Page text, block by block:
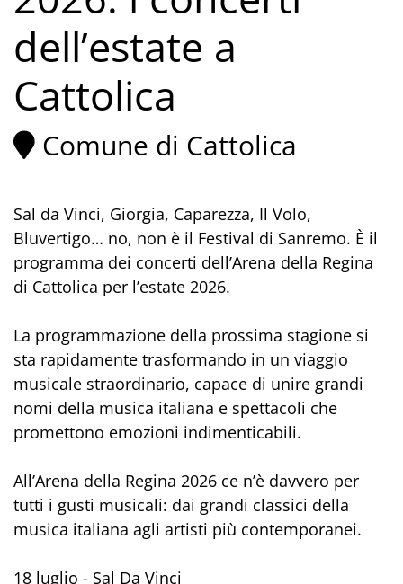
dell’estate a
Cattolica
Comune di Cattolica
Sal da Vinci, Giorgia, Caparezza, Il Volo,
Bluvertigo… no, non è il Festival di Sanremo. È il
programma dei concerti dell’Arena della Regina
di Cattolica per l’estate 2026.
La programmazione della prossima stagione si
sta rapidamente trasformando in un viaggio
musicale straordinario, capace di unire grandi
nomi della musica italiana e spettacoli che
promettono emozioni indimenticabili.
All’Arena della Regina 2026 ce n’è davvero per
tutti i gusti musicali: dai grandi classici della
musica italiana agli artisti più contemporanei.
18 luglio - Sal Da Vinci